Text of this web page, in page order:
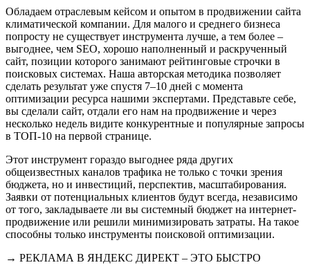
Обладаем отраслевым кейсом и опытом в продвижении сайта
климатической компании. Для малого и среднего бизнеса
попросту не существует инструмента лучше, а тем более –
выгоднее, чем SEO, хорошо наполненный и раскрученный
сайт, позиции которого занимают рейтинговые строчки в
поисковых системах. Наша авторская методика позволяет
сделать результат уже спустя 7–10 дней с момента
оптимизации ресурса нашими экспертами. Представьте себе,
вы сделали сайт, отдали его нам на продвижение и через
несколько недель видите конкурентные и популярные запросы
в ТОП-10 на первой странице.
Этот инструмент гораздо выгоднее ряда других
общеизвестных каналов трафика не только с точки зрения
бюджета, но и инвестиций, перспектив, масштабирования.
Заявки от потенциальных клиентов будут всегда, независимо
от того, закладываете ли вы системный бюджет на интернет-
продвижение или решили минимизировать затраты. На такое
способны только инструменты поисковой оптимизации.
→ РЕКЛАМА В ЯНДЕКС ДИРЕКТ – ЭТО БЫСТРО